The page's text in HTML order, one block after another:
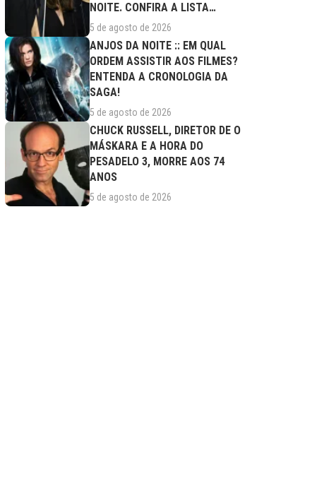
NOITE. CONFIRA A LISTA
COMPLETA DE...
5 de agosto de 2026
ANJOS DA NOITE :: EM QUAL
ORDEM ASSISTIR AOS FILMES?
ENTENDA A CRONOLOGIA DA
SAGA!
5 de agosto de 2026
CHUCK RUSSELL, DIRETOR DE O
MÁSKARA E A HORA DO
PESADELO 3, MORRE AOS 74
ANOS
5 de agosto de 2026